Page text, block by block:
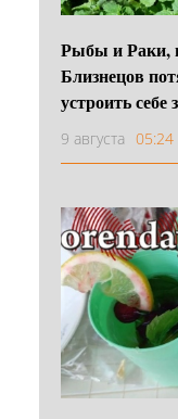
Рыбы и Раки,
Близнецов
устроить
9 августа 05:24